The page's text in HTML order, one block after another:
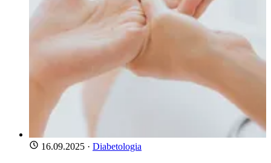
16.09.2025 · Diabetologia